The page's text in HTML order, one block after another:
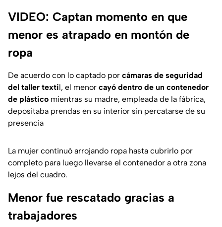
VIDEO: Captan momento en que
menor es atrapado en montón de
ropa
De acuerdo con lo captado por cámaras de seguridad
del taller textil, el menor cayó dentro de un contenedor
de plástico mientras su madre, empleada de la fábrica,
depositaba prendas en su interior sin percatarse de su
presencia
La mujer continuó arrojando ropa hasta cubrirlo por
completo para luego llevarse el contenedor a otra zona
lejos del cuadro.
Menor fue rescatado gracias a
trabajadores